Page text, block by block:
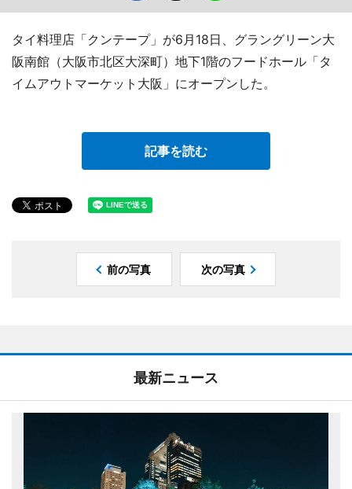
タイ料理店「クンテープ」が6月18日、グラングリーン大
阪南館（大阪市北区大深町）地下1階のフードホール「タ
イムアウトマーケット大阪」にオープンした。
記事を読む
前の写真 次の写真
最新ニュース